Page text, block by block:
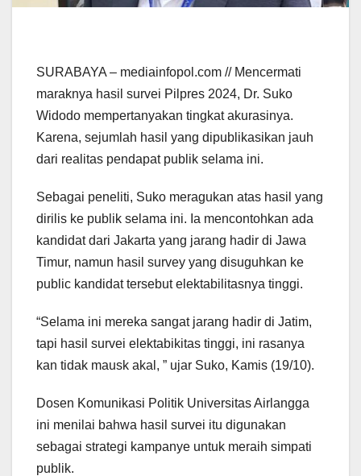
SURABAYA – mediainfopol.com // Mencermati
maraknya hasil survei Pilpres 2024, Dr. Suko
Widodo mempertanyakan tingkat akurasinya.
Karena, sejumlah hasil yang dipublikasikan jauh
dari realitas pendapat publik selama ini.
Sebagai peneliti, Suko meragukan atas hasil yang
dirilis ke publik selama ini. Ia mencontohkan ada
kandidat dari Jakarta yang jarang hadir di Jawa
Timur, namun hasil survey yang disuguhkan ke
public kandidat tersebut elektabilitasnya tinggi.
“Selama ini mereka sangat jarang hadir di Jatim,
tapi hasil survei elektabikitas tinggi, ini rasanya
kan tidak mausk akal, ” ujar Suko, Kamis (19/10).
Dosen Komunikasi Politik Universitas Airlangga
ini menilai bahwa hasil survei itu digunakan
sebagai strategi kampanye untuk meraih simpati
publik.